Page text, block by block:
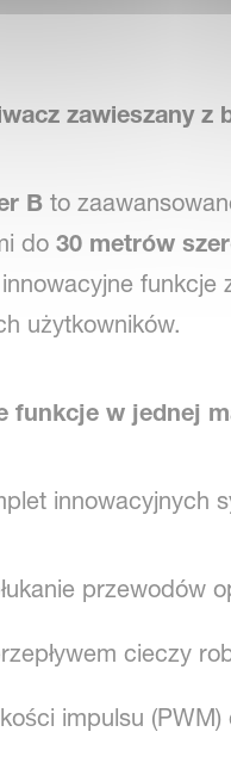
zawieszany z
Bto
do 30 metrów
użytkowników.
funkcje w jednej
innowacyjnych
przewodów
cieczy
impulsu